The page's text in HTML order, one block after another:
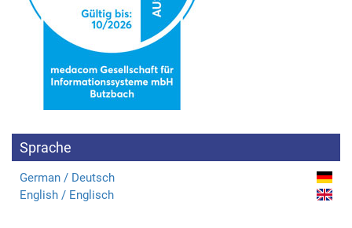
Sprache
German / Deutsch
English / Englisch